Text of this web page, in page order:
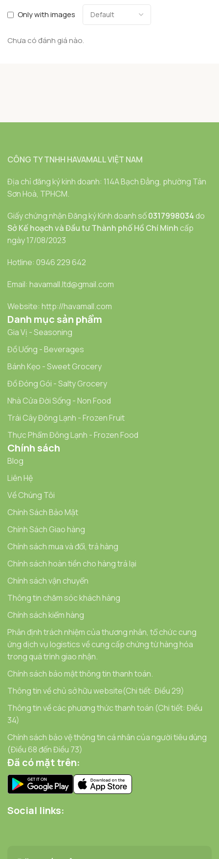
Only with images
Chưa có đánh giá nào.
CÔNG TY TNHH HAVAMALL VIỆT NAM
Địa chỉ đăng ký kinh doanh: 114A Bạch Đằng, phường Tân
Sơn Hoà, TPHCM.
Giấy chứng nhận Đăng ký Kinh doanh số0317998034 do
Sở Kế hoạch và Đầu tư Thành phố Hồ Chí Minh cấp
ngày 17/08/2023
Hotline: 0946 229 642
Email: havamall.ltd@gmail.com
Website: http://havamall.com
Danh mục sản phẩm
Gia Vị - Seasoning
Đồ Uống - Beverages
Bánh Kẹo - Sweet Grocery
Đồ Đóng Gói - Salty Grocery
Nhà Cửa Đời Sống - Non Food
Trái Cây Đông Lạnh - Frozen Fruit
Thực Phẩm Đông Lạnh - Frozen Food
Chính sách
Blog
Liên Hệ
Về Chúng Tôi
Chính Sách Bảo Mật
Chính Sách Giao hàng
Chính sách mua và đổi, trả hàng
Chính sách hoàn tiền cho hàng trả lại
Chính sách vận chuyển
Thông tin chăm sóc khách hàng
Chính sách kiểm hàng
Phân định trách nhiệm của thương nhân, tổ chức cung
ứng dịch vụ logistics về cung cấp chứng từ hàng hóa
trong quá trình giao nhận.
Chính sách bảo mật thông tin thanh toán.
Thông tin về chủ sở hữu website(Chi tiết: Điều 29)
Thông tin về các phương thức thanh toán (Chi tiết: Điều
34)
Chính sách bảo vệ thông tin cá nhân của người tiêu dùng
(Điều 68 đến Điều 73)
Đã có mặt trên:
Social links: